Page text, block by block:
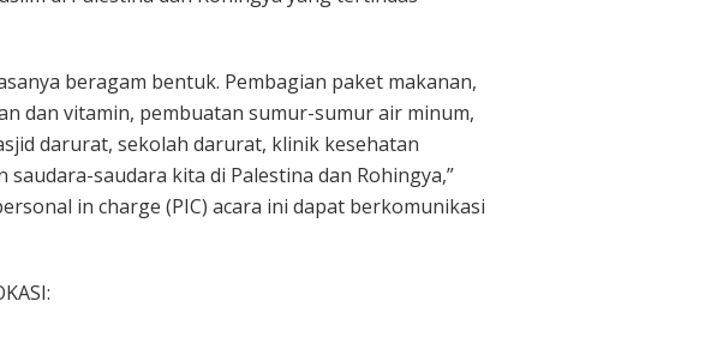
beragam bentuk. Pembagian paket makanan,
dan vitamin, pembuatan sumur-sumur air minum,
darurat, sekolah darurat, klinik kesehatan
saudara kita di Palestina dan Rohingya,”
in charge (PIC) acara ini dapat berkomunikasi